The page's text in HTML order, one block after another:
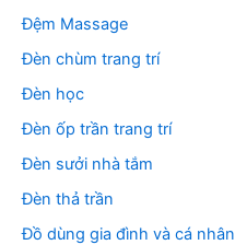
Đệm Massage
Đèn chùm trang trí
Đèn học
Đèn ốp trần trang trí
Đèn sưởi nhà tắm
Đèn thả trần
Đồ dùng gia đình và cá nhân